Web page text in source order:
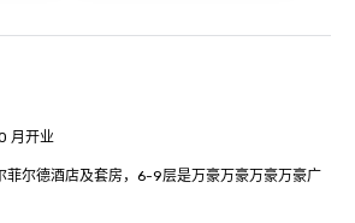
ready to provide you
月开业
菲尔德酒店及套房，6-9层是万豪万豪万豪万豪广